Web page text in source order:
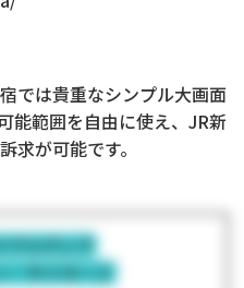
では貴重なシンプル大画面
能範囲を自由に使え、JR新
求が可能です。
アメディア
・サイネージ